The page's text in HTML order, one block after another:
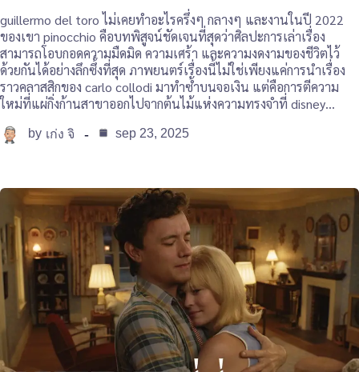
guillermo del toro ไม่เคยทำอะไรครึ่งๆ กลางๆ และงานในปี 2022
ของเขา pinocchio คือบทพิสูจน์ชัดเจนที่สุดว่าศิลปะการเล่าเรื่อง
สามารถโอบกอดความมืดมิด ความเศร้า และความงดงามของชีวิตไว้
ด้วยกันได้อย่างลึกซึ้งที่สุด ภาพยนตร์เรื่องนี้ไม่ใช่เพียงแค่การนำเรื่อง
ราวคลาสสิกของ carlo collodi มาทำซ้ำบนจอเงิน แต่คือการตีความ
ใหม่ที่แผ่กิ่งก้านสาขาออกไปจากต้นไม้แห่งความทรงจำที่ disney…
by เก่ง จิ sep 23, 2025